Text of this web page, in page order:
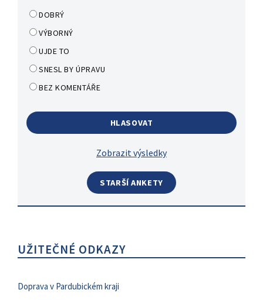
DOBRÝ
VÝBORNÝ
UJDE TO
SNESL BY ÚPRAVU
BEZ KOMENTÁŘE
Zobrazit výsledky
STARŠÍ ANKETY
UŽITEČNÉ ODKAZY
Doprava v Pardubickém kraji